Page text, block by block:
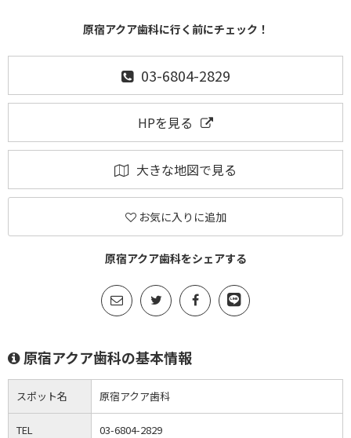
原宿アクア歯科に行く前にチェック！
03-6804-2829
HPを見る
大きな地図で見る
お気に入りに追加
原宿アクア歯科をシェアする
原宿アクア歯科の基本情報
スポット名 原宿アクア歯科
TEL 03-6804-2829